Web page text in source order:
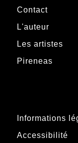
Contact
L'auteur
Les artistes
Pireneas
Informations
Accessibilité